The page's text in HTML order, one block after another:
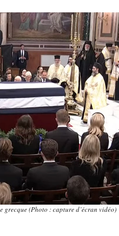
(Photo : capture d’écran vidéo)